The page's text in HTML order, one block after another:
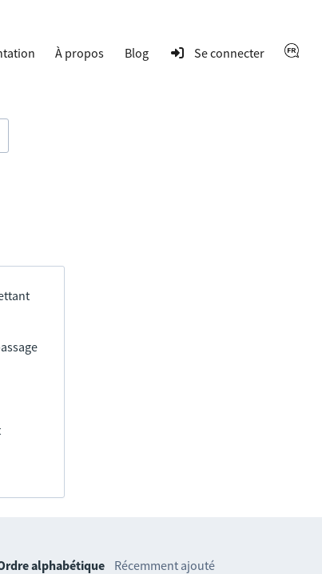
À propos Blog Se connecter
alphabétique Récemment ajouté